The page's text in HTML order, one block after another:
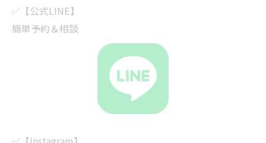
✅【公式LINE】
簡単予約＆相談